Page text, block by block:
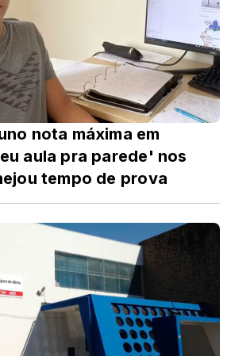
nota máxima em
aula pra parede' nos
tempo de prova